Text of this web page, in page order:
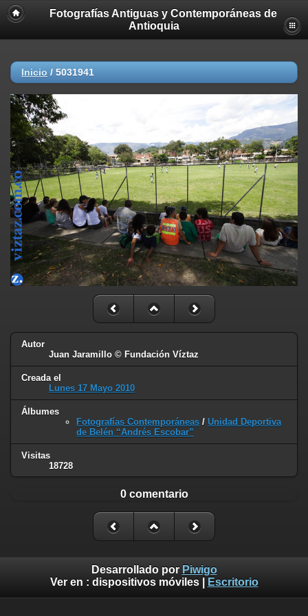
Fotografías Antiguas y Contemporáneas de
Antioquia
Inicio / 5031941
Autor
Juan Jaramillo © Fundación Víztaz
Creada el
Lunes 17 Mayo 2010
Álbumes
Fotografías Contemporáneas / Unidad Deportiva
de Belén “Andrés Escobar”
Visitas
18728
0 comentario
Desarrollado por Piwigo
Ver en : dispositivos móviles| Escritorio